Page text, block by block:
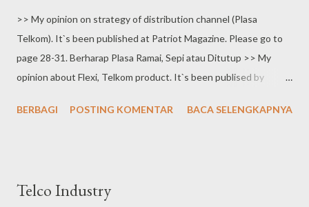
>> My opinion on strategy of distribution channel (Plasa
Telkom). It`s been published at Patriot Magazine. Please go to
page 28-31. Berharap Plasa Ramai, Sepi atau Ditutup >> My
opinion about Flexi, Telkom product. It`s been publised by
Proposed idea for Telkom Channel Management. It`s been
Wartel (Warung Telekomunikasi) .
BERBAGI POSTING KOMENTAR BACA SELENGKAPNYA
Telco Industry